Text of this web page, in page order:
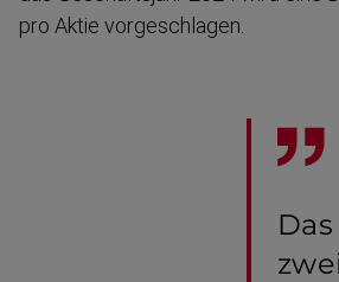
pro Aktie vorgeschlagen.